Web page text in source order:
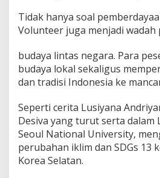
Tidak hanya soal
Volunteer juga menjadi
budaya lintas negara. Para
budaya lokal sekaligus
dan tradisi Indonesia ke
Seperti cerita Lusiyana
Desiva yang turut serta dalam
Seoul National University,
perubahan iklim dan SDGs 13
Korea Selatan.